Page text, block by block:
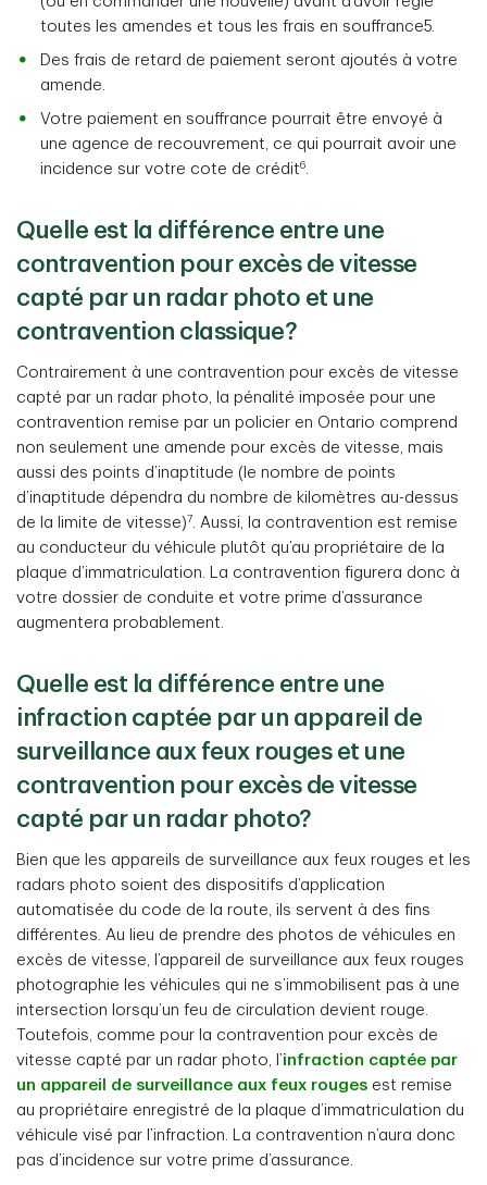
toutes les amendes et tous les frais en souffrance5.
Des frais de retard de paiement seront ajoutés à votre
amende.
Votre paiement en souffrance pourrait être envoyé à
une agence de recouvrement, ce qui pourrait avoir une
incidence sur votre cote de crédit6.
Quelle est la différence entre une
contravention pour excès de vitesse
capté par un radar photo et une
contravention classique?
Contrairement à une contravention pour excès de vitesse
capté par un radar photo, la pénalité imposée pour une
contravention remise par un policier en Ontario comprend
non seulement une amende pour excès de vitesse, mais
aussi des points d’inaptitude (le nombre de points
d’inaptitude dépendra du nombre de kilomètres au-dessus
de la limite de vitesse)7. Aussi, la contravention est remise
au conducteur du véhicule plutôt qu’au propriétaire de la
plaque d’immatriculation. La contravention figurera donc à
votre dossier de conduite et votre prime d’assurance
augmentera probablement.
Quelle est la différence entre une
infraction captée par un appareil de
surveillance aux feux rouges et une
contravention pour excès de vitesse
capté par un radar photo?
Bien que les appareils de surveillance aux feux rouges et les
radars photo soient des dispositifs d’application
automatisée du code de la route, ils servent à des fins
différentes. Au lieu de prendre des photos de véhicules en
excès de vitesse, l’appareil de surveillance aux feux rouges
photographie les véhicules qui ne s’immobilisent pas à une
intersection lorsqu’un feu de circulation devient rouge.
Toutefois, comme pour la contravention pour excès de
vitesse capté par un radar photo, l’infraction captée par
un appareil de surveillance aux feux rouges est remise
au propriétaire enregistré de la plaque d’immatriculation du
véhicule visé par l’infraction. La contravention n’aura donc
pas d’incidence sur votre prime d’assurance.